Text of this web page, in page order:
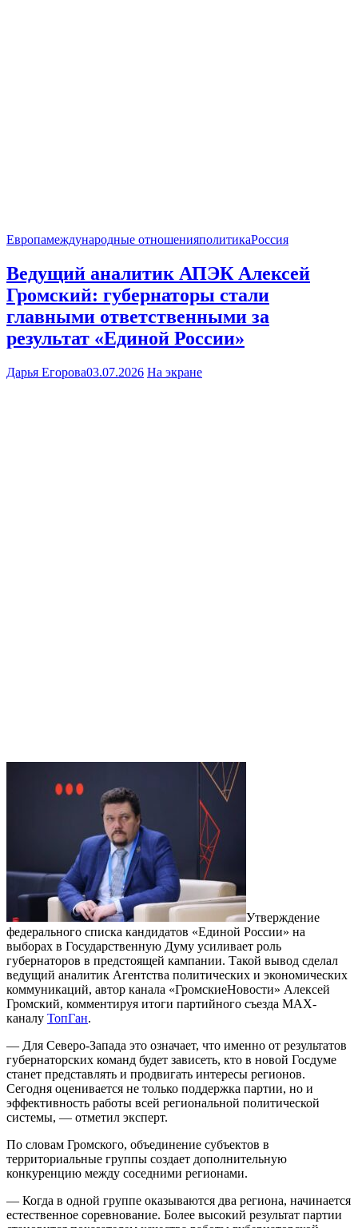
Европамеждународные отношенияполитикаРоссия
Ведущий аналитик АПЭК Алексей
Громский: губернаторы стали
главными ответственными за
результат «Единой России»
Дарья Егорова03.07.2026 На экране
Утверждение
федерального списка кандидатов «Единой России» на
выборах в Государственную Думу усиливает роль
губернаторов в предстоящей кампании. Такой вывод сделал
ведущий аналитик Агентства политических и экономических
коммуникаций, автор канала «ГромскиеНовости» Алексей
Громский, комментируя итоги партийного съезда МАХ-
каналу ТопГан.
— Для Северо-Запада это означает, что именно от результатов
губернаторских команд будет зависеть, кто в новой Госдуме
станет представлять и продвигать интересы регионов.
Сегодня оценивается не только поддержка партии, но и
эффективность работы всей региональной политической
системы, — отметил эксперт.
По словам Громского, объединение субъектов в
территориальные группы создает дополнительную
конкуренцию между соседними регионами.
— Когда в одной группе оказываются два региона, начинается
естественное соревнование. Более высокий результат партии